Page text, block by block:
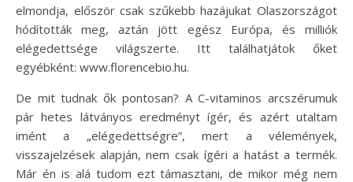
elmondja, először csak szűkebb hazájukat Olaszországot
hódították meg, aztán jött egész Európa, és milliók
elégedettsége világszerte. Itt találhatjátok őket
egyébként: www.florencebio.hu.
De mit tudnak ők pontosan? A C-vitaminos arcszérumuk
pár hetes látványos eredményt ígér, és azért utaltam
imént a „elégedettségre”, mert a vélemények,
visszajelzések alapján, nem csak ígéri a hatást a termék.
Már én is alá tudom ezt támasztani, de mikor még nem